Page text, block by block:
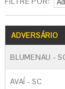
ADVERSÁRIO
BLUMENAU -
AVAÍ - SC